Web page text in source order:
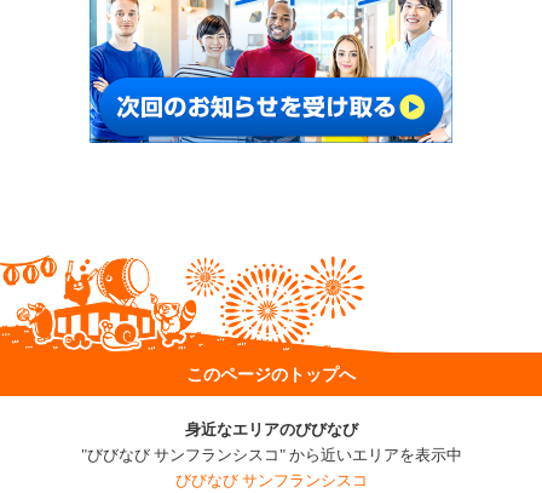
このページのトップへ
身近なエリアのびびなび
"びびなび サンフランシスコ" から近いエリアを表示中
びびなび サンフランシスコ